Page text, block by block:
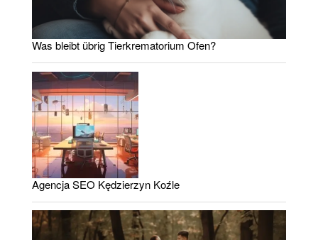
Was bleibt übrig Tierkrematorium Ofen?
Agencja SEO Kędzierzyn Koźle